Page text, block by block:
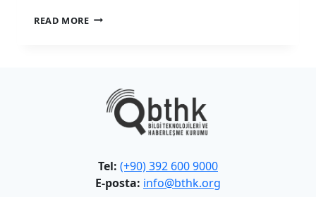
READ MOREBTHK
Tel: (+90) 392 600 9000
E-posta: info@bthk.org